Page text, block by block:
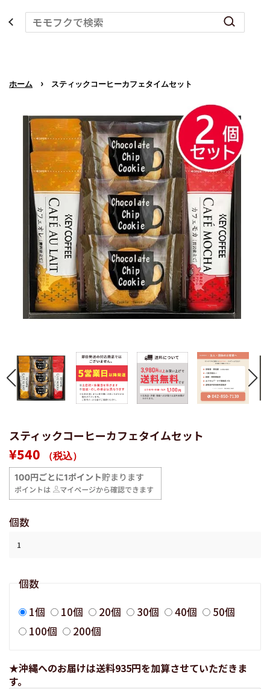
ホーム › スティックコーヒーカフェタイムセット
スティックコーヒーカフェタイムセット
通
常
価
格
¥540 （税込）
売
価
格
個数
個数
1個
10個 20個 30個 40個
50個
100個
200個
★沖縄へのお届けは送料935円を加算させていただきま
す。